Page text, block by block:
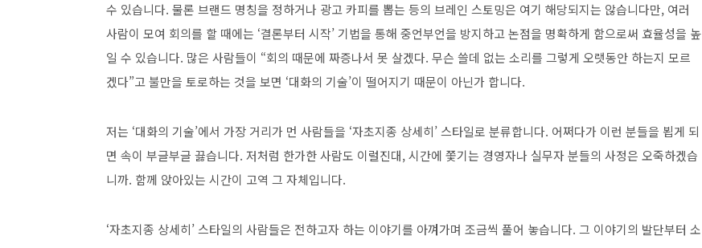
수 있습니다. 물론 브랜드 명칭을 정하거나 광고 카피를 뽑는 등의 브레인 스토밍은 여기 해당되지는 않습니다만, 여러
사람이 모여 회의를 할 때에는 ‘결론부터 시작’ 기법을 통해 중언부언을 방지하고 논점을 명확하게 함으로써 효율성을 높
일 수 있습니다. 많은 사람들이 “회의 때문에 짜증나서 못 살겠다. 무슨 쓸데 없는 소리를 그렇게 오랫동안 하는지 모르
겠다”고 불만을 토로하는 것을 보면 ‘대화의 기술’이 떨어지기 때문이 아닌가 합니다.
저는 ‘대화의 기술’에서 가장 거리가 먼 사람들을 ‘자초지종 상세히’ 스타일로 분류합니다. 어쩌다가 이런 분들을 뵙게 되
면 속이 부글부글 끓습니다. 저처럼 한가한 사람도 이럴진대, 시간에 쫓기는 경영자나 실무자 분들의 사정은 오죽하겠습
니까. 함께 앉아있는 시간이 고역 그 자체입니다.
‘자초지종 상세히’ 스타일의 사람들은 전하고자 하는 이야기를 아껴가며 조금씩 풀어 놓습니다. 그 이야기의 발단부터 소